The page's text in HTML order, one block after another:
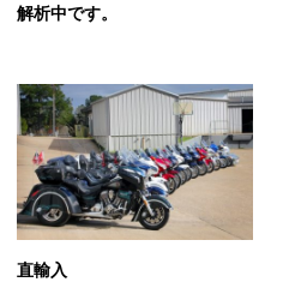
解析中です。
直輸入